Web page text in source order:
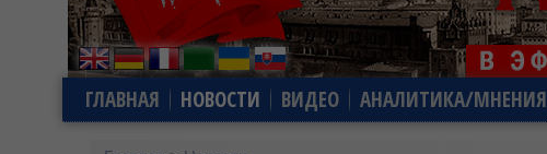
ГЛАВНАЯ НОВОСТИ ВИДЕО АНАЛИТИКА/МНЕНИЯ